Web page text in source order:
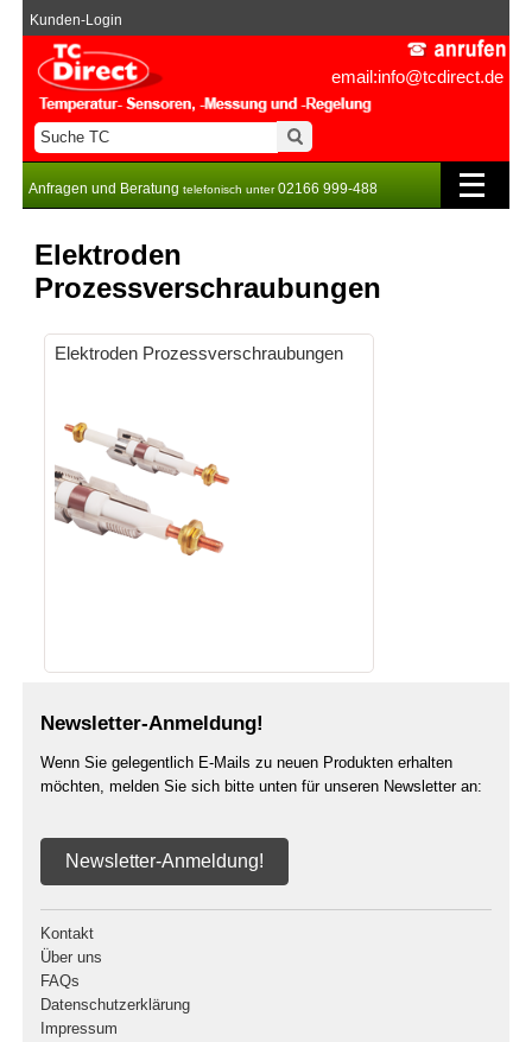
email:info@tcdirect.de
Kunden-Login
Anfragen und Beratung telefonisch unter02166 999-488
Elektroden
Prozessverschraubungen
Elektroden Prozessverschraubungen
Newsletter-Anmeldung!
Wenn Sie gelegentlich E-Mails zu neuen Produkten erhalten
möchten, melden Sie sich bitte unten für unseren Newsletter an:
Newsletter-Anmeldung!
Kontakt
Über uns
FAQs
Datenschutzerklärung
Impressum